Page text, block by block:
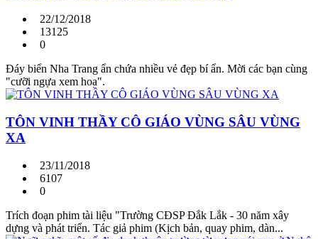
22/12/2018
13125
0
Đáy biển Nha Trang ẩn chứa nhiều vẻ đẹp bí ẩn. Mời các bạn cùng
"cưỡi ngựa xem hoa".
TÔN VINH THẦY CÔ GIÁO VÙNG SÂU VÙNG
XA
23/11/2018
6107
0
Trích đoạn phim tài liệu "Trường CĐSP Đắk Lắk - 30 năm xây
dựng và phát triển. Tác giả phim (Kịch bản, quay phim, dàn...